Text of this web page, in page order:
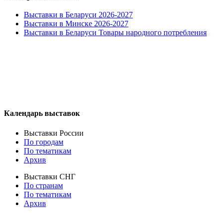
Выставки в Беларуси 2026-2027
Выставки в Минске 2026-2027
Выставки в Беларуси Товары народного потребления
Календарь выставок
Выставки России
По городам
По тематикам
Архив
Выставки СНГ
По странам
По тематикам
Архив